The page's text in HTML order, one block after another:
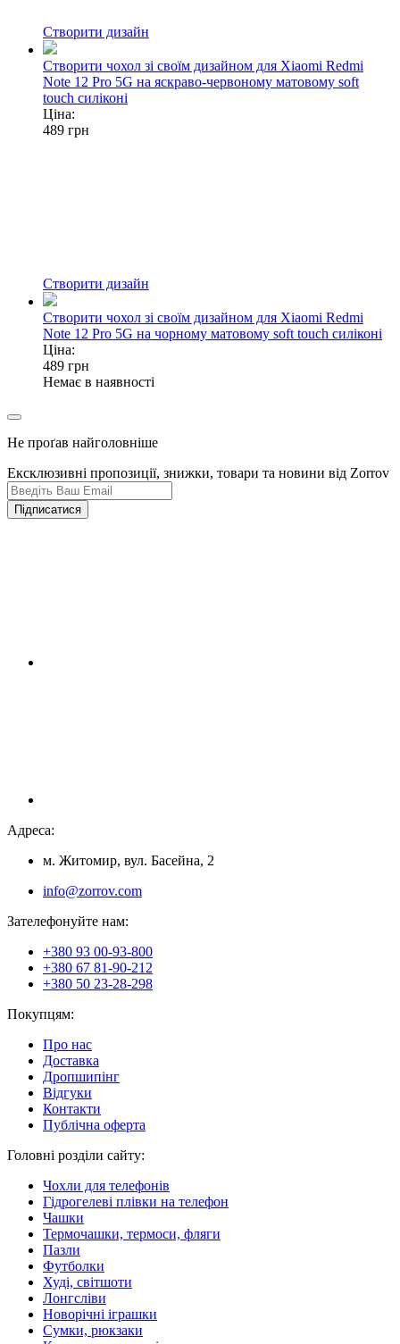
Створити дизайн
Створити чохол зі своїм дизайном для Xiaomi Redmi
Note 12 Pro 5G на яскраво-червоному матовому soft
touch силіконі
Ціна:
489 грн
Створити дизайн
Створити чохол зі своїм дизайном для Xiaomi Redmi
Note 12 Pro 5G на чорному матовому soft touch силіконі
Ціна:
489 грн
Немає в наявності
Не проґав найголовніше
Ексклюзивні пропозиції, знижки, товари та новини від Zorrov
Підписатися
Адреса:
м. Житомир, вул. Басейна, 2
info@zorrov.com
Зателефонуйте нам:
+380 93 00-93-800
+380 67 81-90-212
+380 50 23-28-298
Покупцям:
Про нас
Доставка
Дропшипінг
Відгуки
Контакти
Публічна оферта
Головні розділи сайту:
Чохли для телефонів
Гідрогелеві плівки на телефон
Чашки
Термочашки, термоси, фляги
Пазли
Футболки
Худі, світшоти
Лонгсліви
Новорічні іграшки
Сумки, рюкзаки